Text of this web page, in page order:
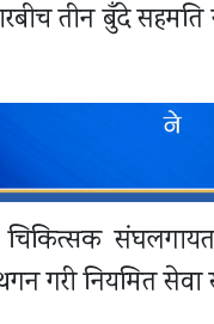
तीन बुँदे सहमति
नियमित सेवा